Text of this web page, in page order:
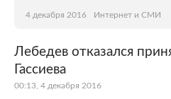
4 декабря 2016 Интернет и СМИ
Лебедев отказался
Гассиева
00:13, 4 декабря 2016